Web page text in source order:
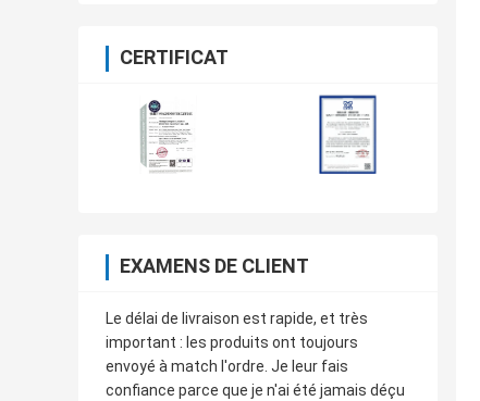
CERTIFICAT
EXAMENS DE CLIENT
Le délai de livraison est rapide, et très
important : les produits ont toujours
envoyé à match l'ordre. Je leur fais
confiance parce que je n'ai été jamais déçu